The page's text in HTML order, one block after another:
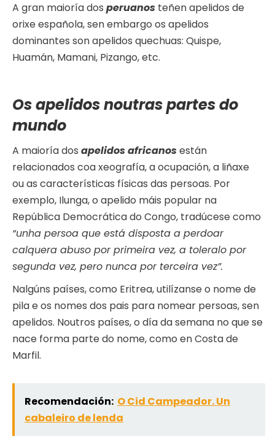
A gran maioría dos peruanos teñen apelidos de
orixe española, sen embargo os apelidos
dominantes son apelidos quechuas: Quispe,
Huamán, Mamani, Pizango, etc.
Os apelidos noutras partes do
mundo
A maioría dos apelidos africanosestán
relacionados coa xeografía, a ocupación, a liñaxe
ou as características físicas das persoas. Por
exemplo, Ilunga, o apelido máis popular na
República Democrática do Congo, tradúcese como
“unha persoa que está disposta a perdoar
calquera abuso por primeira vez, a toleralo por
segunda vez, pero nunca por terceira vez”.
Nalgúns países, como Eritrea, utilízanse o nome de
pila e os nomes dos pais para nomear persoas, sen
apelidos. Noutros países, o día da semana no que se
nace forma parte do nome, como en Costa de
Marfil.
Recomendación: O Cid Campeador. Un
cabaleiro de lenda